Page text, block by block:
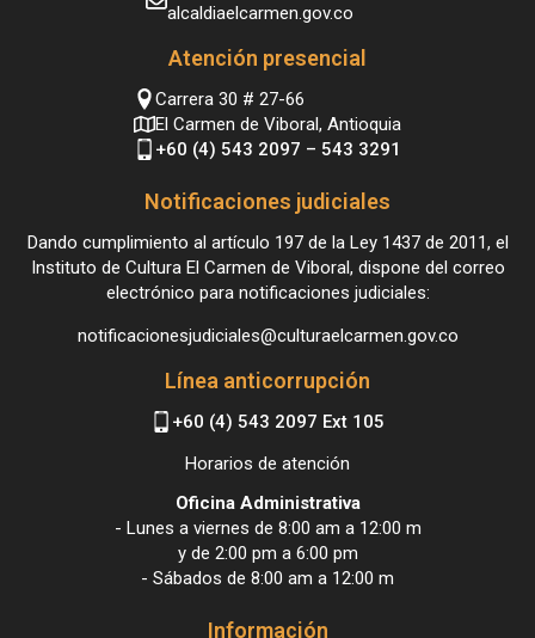
alcaldiaelcarmen.gov.co
Atención presencial
Carrera 30 # 27-66
El Carmen de Viboral, Antioquia
+60 (4) 543 2097 – 543 3291
Notificaciones judiciales
Dando cumplimiento al artículo 197 de la Ley 1437 de 2011, el
Instituto de Cultura El Carmen de Viboral, dispone del correo
electrónico para notificaciones judiciales:
notificacionesjudiciales@culturaelcarmen.gov.co
Línea anticorrupción
+60 (4) 543 2097 Ext 105
Horarios de atención
Oficina Administrativa
- Lunes a viernes de 8:00 am a 12:00 m
y de 2:00 pm a 6:00 pm
- Sábados de 8:00 am a 12:00 m
Información